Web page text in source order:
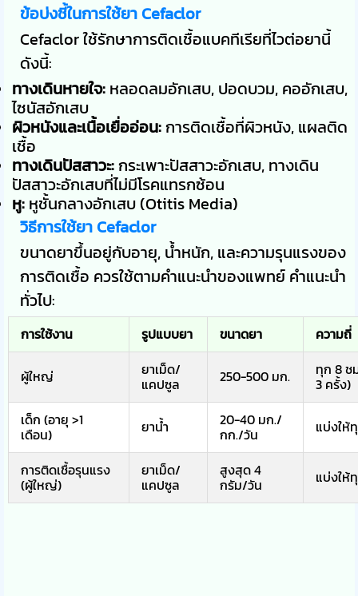
ข้อบ่งชี้ในการใช้ยา Cefaclor
Cefaclor ใช้รักษาการติดเชื้อแบคทีเรียที่ไวต่อยานี้
ดังนี้:
ทางเดินหายใจ: หลอดลมอักเสบ, ปอดบวม, คออักเสบ,
ไซนัสอักเสบ
ผิวหนังและเนื้อเยื่ออ่อน:การติดเชื้อที่ผิวหนัง, แผลติด
เชื้อ
ทางเดินปัสสาวะ:กระเพาะปัสสาวะอักเสบ, ทางเดิน
ปัสสาวะอักเสบที่ไม่มีโรคแทรกซ้อน
หู: หูชั้นกลางอักเสบ (Otitis Media)
วิธีการใช้ยา Cefaclor
ขนาดยาขึ้นอยู่กับอายุ, น้ำหนัก, และความรุนแรงของ
การติดเชื้อ ควรใช้ตามคำแนะนำของแพทย์ คำแนะนำ
ทั่วไป:
การใช้งาน รูปแบบยา ขนาดยา ความถี่
ผู้ใหญ่ ยาเม็ด/
แคปซูล 250-500 มก. ทุก 8 ช
3 ครั้ง)
เด็ก (อายุ >1
เดือน) ยาน้ำ 20-40 มก./
กก./วัน แบ่งให้
การติดเชื้อรุนแรง
(ผู้ใหญ่)
ยาเม็ด/
แคปซูล
สูงสุด 4
กรัม/วัน แบ่งให้